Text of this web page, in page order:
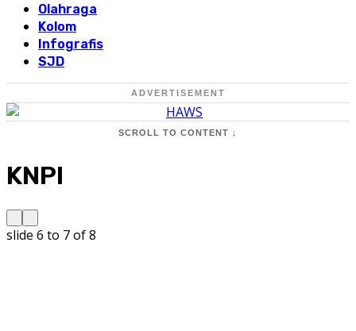
Olahraga
Kolom
Infografis
SJD
ADVERTISEMENT
SCROLL TO CONTENT ↓
KNPI
slide 6 to 7of 8